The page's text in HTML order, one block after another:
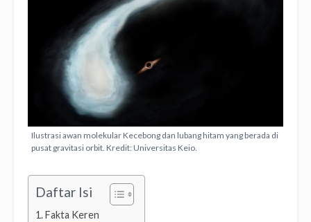
Ilustrasi awan molekular Kecebong dan lubang hitam yang berada di
pusat gravitasi orbit. Kredit: Universitas Keio.
Daftar Isi
Fakta Keren